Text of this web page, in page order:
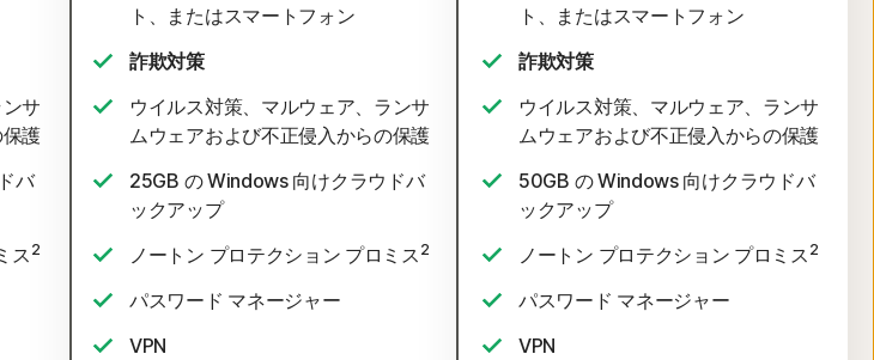
サ
護
バ
ス2
ト、またはスマートフォン
詐欺対策
ウイルス対策、マルウェア、ランサ
ムウェアおよび不正侵入からの保護
25GB の Windows 向けクラウドバ
ックアップ
ノートン プロテクション プロミス 2
パスワード マネージャー
VPN
ト、またはスマートフォン
詐欺対策
ウイルス対策、マルウェア、ランサ
ムウェアおよび不正侵入からの保護
50GB の Windows 向けクラウドバ
ックアップ
ノートン プロテクション プロミス 2
パスワード マネージャー
VPN